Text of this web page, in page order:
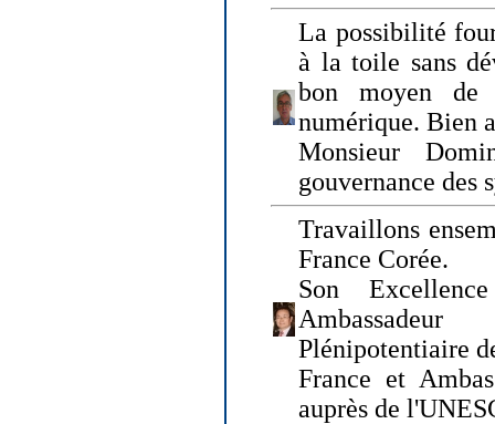
La possibilité
à la toile sans
bon moyen de
numérique. Bien
Monsieur
gouvernance des
Travaillons
France Corée.
Son
Plénipotentiaire
France et
auprès de